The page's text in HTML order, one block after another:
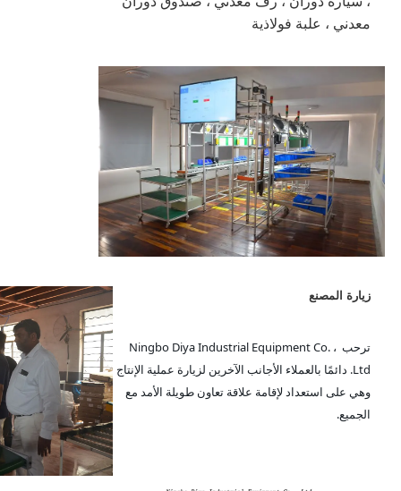
معدني ، علبة فولاذية
زيارة المصنع
ترحب Ningbo Diya Industrial Equipment Co. ،
وهي على استعداد لإقامة علاقة تعاون طويلة الأمد مع
الجميع.